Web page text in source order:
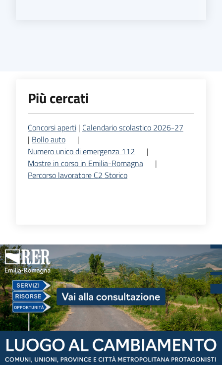
Più cercati
Concorsi aperti | Calendario scolastico 2026-27
| Bollo auto
|
Numero unico di emergenza 112
|
Mostre in corso in Emilia-Romagna
|
Percorso lavoratore C2 Storico